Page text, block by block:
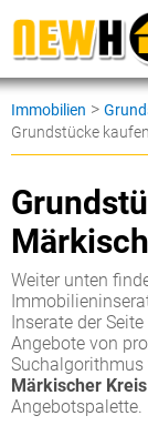
Immobilien >
Grundstücke
Weiter unten
Inserate der
Angebote von
Märkischer Kreis
Angebotspalette.